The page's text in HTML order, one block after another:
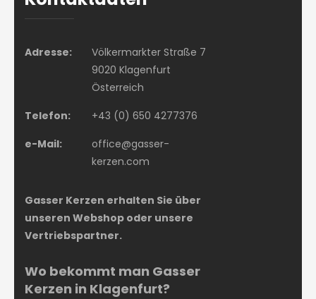
Adresse:
Völkermarkter Straße 7
9020 Klagenfurt
Österreich
Telefon:
+43 (0) 650 4277376
e-Mail:
office@gasser-
kerzen.com
Gasser Kerzen erhalten Sie über
unseren Webshop oder unsere
Vertriebspartner.
Wo bekommt man Gasser
Kerzen in Klagenfurt?